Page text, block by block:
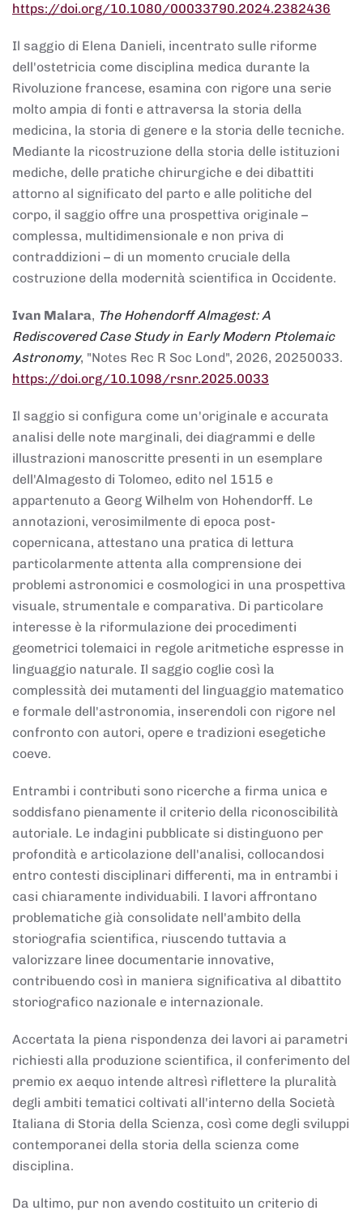
https://doi.org/10.1080/00033790.2024.2382436
Il saggio di Elena Danieli, incentrato sulle riforme
dell'ostetricia come disciplina medica durante la
Rivoluzione francese, esamina con rigore una serie
molto ampia di fonti e attraversa la storia della
medicina, la storia di genere e la storia delle tecniche.
Mediante la ricostruzione della storia delle istituzioni
mediche, delle pratiche chirurgiche e dei dibattiti
attorno al significato del parto e alle politiche del
corpo, il saggio offre una prospettiva originale –
complessa, multidimensionale e non priva di
contraddizioni – di un momento cruciale della
costruzione della modernità scientifica in Occidente.
Ivan Malara, The Hohendorff Almagest: A
Rediscovered Case Study in Early Modern Ptolemaic
Astronomy, "Notes Rec R Soc Lond", 2026, 20250033.
https://doi.org/10.1098/rsnr.2025.0033
Il saggio si configura come un'originale e accurata
analisi delle note marginali, dei diagrammi e delle
illustrazioni manoscritte presenti in un esemplare
dell'Almagesto di Tolomeo, edito nel 1515 e
appartenuto a Georg Wilhelm von Hohendorff. Le
annotazioni, verosimilmente di epoca post-
copernicana, attestano una pratica di lettura
particolarmente attenta alla comprensione dei
problemi astronomici e cosmologici in una prospettiva
visuale, strumentale e comparativa. Di particolare
interesse è la riformulazione dei procedimenti
geometrici tolemaici in regole aritmetiche espresse in
linguaggio naturale. Il saggio coglie così la
complessità dei mutamenti del linguaggio matematico
e formale dell'astronomia, inserendoli con rigore nel
confronto con autori, opere e tradizioni esegetiche
coeve.
Entrambi i contributi sono ricerche a firma unica e
soddisfano pienamente il criterio della riconoscibilità
autoriale. Le indagini pubblicate si distinguono per
profondità e articolazione dell'analisi, collocandosi
entro contesti disciplinari differenti, ma in entrambi i
casi chiaramente individuabili. I lavori affrontano
problematiche già consolidate nell'ambito della
storiografia scientifica, riuscendo tuttavia a
valorizzare linee documentarie innovative,
contribuendo così in maniera significativa al dibattito
storiografico nazionale e internazionale.
Accertata la piena rispondenza dei lavori ai parametri
richiesti alla produzione scientifica, il conferimento del
premio ex aequo intende altresì riflettere la pluralità
degli ambiti tematici coltivati all'interno della Società
Italiana di Storia della Scienza, così come degli sviluppi
contemporanei della storia della scienza come
disciplina.
Da ultimo, pur non avendo costituito un criterio di